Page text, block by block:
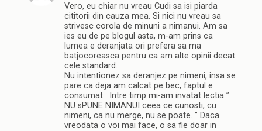
Vero, eu chiar nu vreau Cudi sa isi piarda
cititorii din cauza mea. Si nici nu vreau sa
strivesc corola de minuni a nimanui. Am sa
ies eu de pe blogul asta, m-am prins ca
lumea e deranjata ori prefera sa ma
batjocoreasca pentru ca am alte opinii decat
cele standard.
Nu intentionez sa deranjez pe nimeni, insa se
pare ca deja am calcat pe bec, faptul e
consumat . Intre timp mi-am invatat lectia ”
NU sPUNE NIMANUI ceea ce cunosti, cu
nimeni, ca nu merge, nu se poate. ” Daca
vreodata o voi mai face, o sa fie doar in